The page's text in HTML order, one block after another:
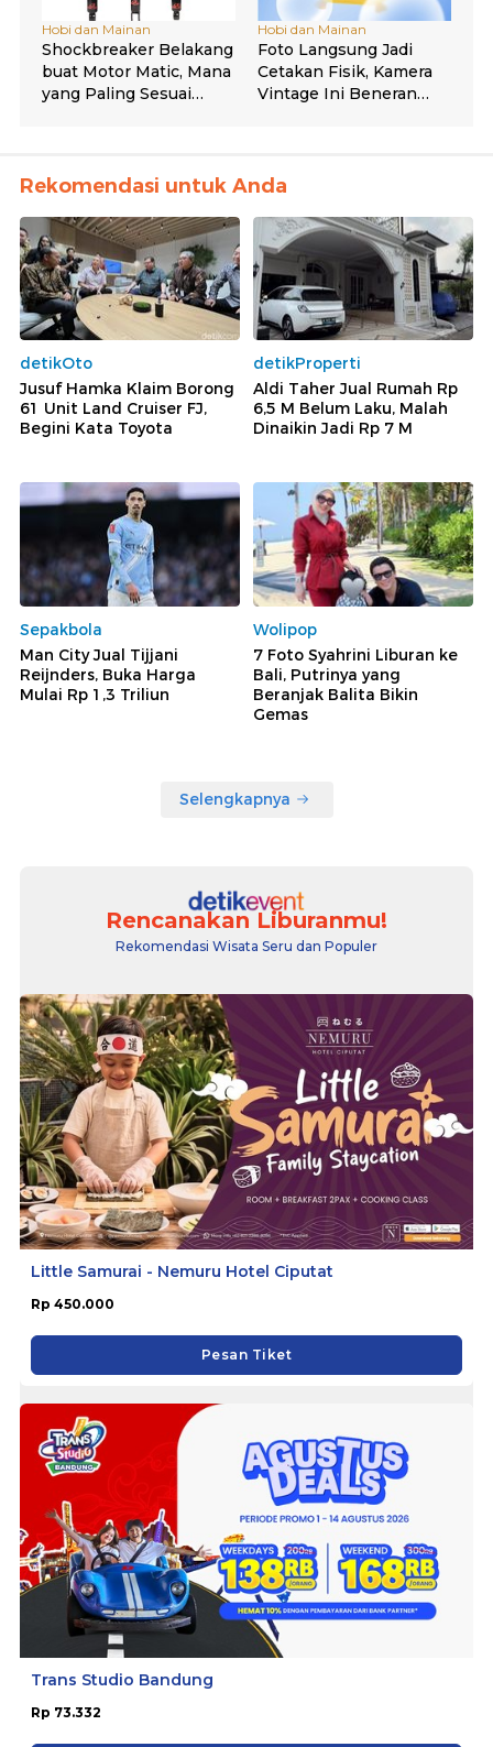
Rekomendasi untuk Anda
detikOto
Jusuf Hamka Klaim Borong
61 Unit Land Cruiser FJ,
Begini Kata Toyota
detikProperti
Aldi Taher Jual Rumah Rp
6,5 M Belum Laku, Malah
Dinaikin Jadi Rp 7 M
Sepakbola
Man City Jual Tijjani
Reijnders, Buka Harga
Mulai Rp 1,3 Triliun
Wolipop
7 Foto Syahrini Liburan ke
Bali, Putrinya yang
Beranjak Balita Bikin
Gemas
Selengkapnya
Rencanakan Liburanmu!
Rekomendasi Wisata Seru dan Populer
Little Samurai - Nemuru Hotel Ciputat
Rp 450.000
Pesan Tiket
Trans Studio Bandung
Rp 73.332